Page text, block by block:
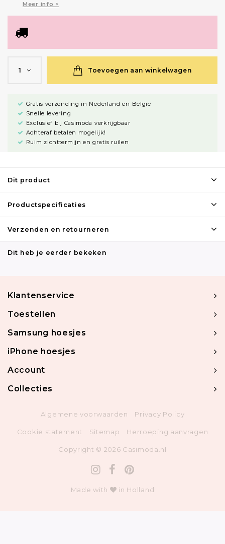
Meer info >
1 Toevoegen aan winkelwagen
Gratis verzending in Nederland en België
Snelle levering
Exclusief bij Casimoda verkrijgbaar
Achteraf betalen mogelijk!
Ruim zichttermijn en gratis ruilen
Dit product
Productspecificaties
Verzenden en retourneren
Dit heb je eerder bekeken
Klantenservice
Toestellen
Samsung hoesjes
iPhone hoesjes
Account
Collecties
Algemene voorwaarden Privacy Policy
Cookie statement Sitemap Herroeping aanvragen
Copyright © 2026 Casimoda.nl
Made with in Holland